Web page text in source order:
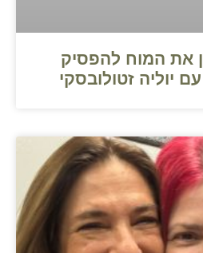
לאמן את המוח להפסיק
יוליה זטולובסקי